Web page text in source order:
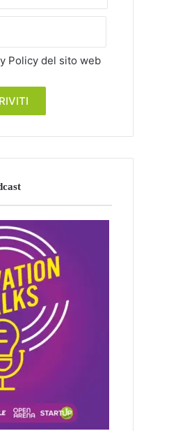
Policy del sito web